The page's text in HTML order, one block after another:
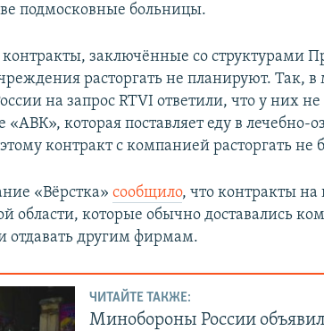
подмосковные больницы.
контракты, заключённые со структурами
расторгать не планируют. Так, в
на запрос RTVI ответили, что у них
«АВК», которая поставляет еду в лечебно-
контракт с компанией расторгать не
«Вёрстка»сообщило, что контракты на
области, которые обычно доставались
отдавать другим фирмам.
ЧИТАЙТЕ ТАКЖЕ:
Минобороны России